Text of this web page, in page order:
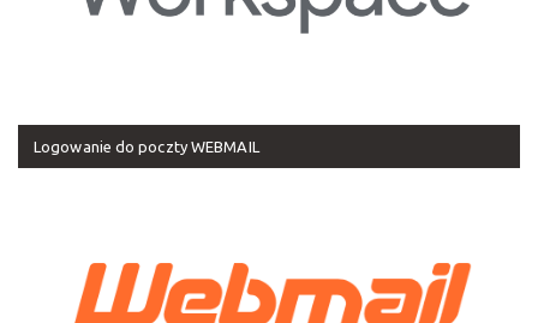
Logowanie do poczty WEBMAIL